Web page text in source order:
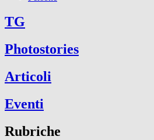
TG
Photostories
Articoli
Eventi
Rubriche